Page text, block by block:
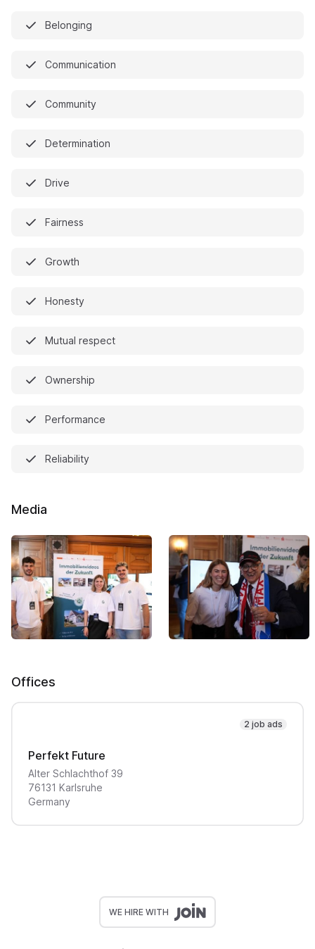
Belonging
Communication
Community
Determination
Drive
Fairness
Growth
Honesty
Mutual respect
Ownership
Performance
Reliability
Media
Offices
2 job ads
Perfekt Future
Alter Schlachthof 39
76131 Karlsruhe
Germany
WE HIRE WITH